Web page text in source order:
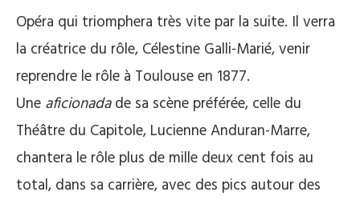
Opéra qui triomphera très vite par la suite. Il verra
la créatrice du rôle, Célestine Galli-Marié, venir
reprendre le rôle à Toulouse en 1877.
Une aficionadade sa scène préférée, celle du
Théâtre du Capitole, Lucienne Anduran-Marre,
chantera le rôle plus de mille deux cent fois au
total, dans sa carrière, avec des pics autour des